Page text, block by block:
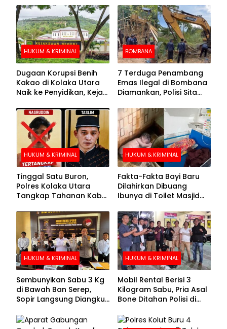
HUKUM & KRIMINAL
Dugaan Korupsi Benih
Kakao di Kolaka Utara
Naik ke Penyidikan, Kejari
BOMBANA
7 Terduga Penambang
Emas Ilegal di Bombana
Diamankan, Polisi Sita
Crusher
HUKUM & KRIMINAL
Tinggal Satu Buron,
Polres Kolaka Utara
Tangkap Tahanan Kabur
Pengejaran
HUKUM & KRIMINAL
Fakta-Fakta Bayi Baru
Dilahirkan Dibuang
Ibunya di Toilet Masjid
HUKUM & KRIMINAL
Sembunyikan Sabu 3 Kg
di Bawah Ban Serep,
Sopir Langsung Diangkut
HUKUM & KRIMINAL
Mobil Rental Berisi 3
Kilogram Sabu, Pria Asal
Bone Ditahan Polisi di